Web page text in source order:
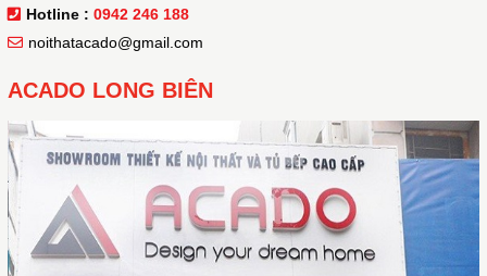
Hotline : 0942 246 188
noithatacado@gmail.com
ACADO LONG BIÊN